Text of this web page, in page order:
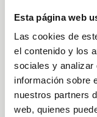
Esta página web
Las cookies de
el contenido y los
sociales y analizar
información sobre
nuestros partners
web, quienes
Se trata de
sector
ven
volumen de
como por la
consume o
urbanística.